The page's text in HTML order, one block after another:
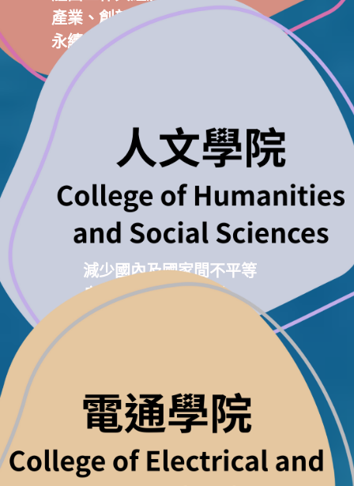
產業、創新與基礎設施
永續的消費與生產模式
減少國內及國家間不平等
良好健康與社會福利
和平與正義